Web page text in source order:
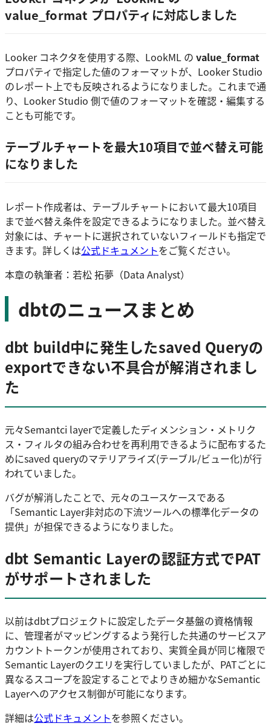
value_format プロパティに対応しました
Looker コネクタを使用する際、LookML の value_format
プロパティで指定した値のフォーマットが、Looker Studio
のレポート上でも反映されるようになりました。これまで通
り、Looker Studio 側で値のフォーマットを確認・編集する
ことも可能です。
テーブルチャートを最大10項目で並べ替え可能
になりました
レポート作成者は、テーブルチャートにおいて最大10項目
まで並べ替え条件を設定できるようになりました。並べ替え
対象には、チャートに選択されていないフィールドも指定で
きます。詳しくは公式ドキュメントをご覧ください。
本章の執筆者：若松 拓夢（Data Analyst）
dbtのニュースまとめ
dbt build中に発生したsaved Queryの
exportできない不具合が解消されまし
た
元々Semantci layerで定義したディメンション・メトリク
ス・フィルタの組み合わせを再利用できるように配布するた
めにsaved queryのマテリアライズ(テーブル/ビュー化)が行
われていました。
バグが解消したことで、元々のユースケースである
「Semantic Layer非対応の下流ツールへの標準化データの
提供」が担保できるようになりました。
dbt Semantic Layerの認証方式でPAT
がサポートされました
以前はdbtプロジェクトに設定したデータ基盤の資格情報
に、管理者がマッピングするよう発行した共通のサービスア
カウントトークンが使用されており、実質全員が同じ権限で
Semantic Layerのクエリを実行していましたが、PATごとに
異なるスコープを設定することでよりきめ細かなSemantic
Layerへのアクセス制御が可能になります。
詳細は公式ドキュメントを参照ください。